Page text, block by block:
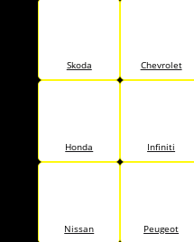
Skoda Chevrolet
Honda Infiniti
Nissan Peugeot